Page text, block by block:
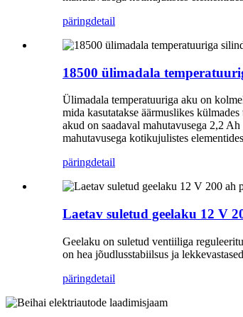
päringdetail
18500 ülimadala
Ülimadala temperatuuriga aku on
mida kasutatakse äärmuslikes
akud on saadaval mahutavusega 2,2
mahutavusega kotikujulistes
päringdetail
Laetav suletud geelaku 12 V
Geelaku on suletud ventiiliga
on hea jõudlusstabiilsus ja
päringdetail